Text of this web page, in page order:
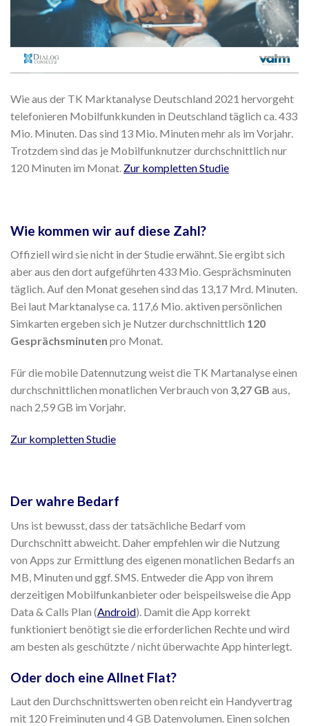
Wie aus der TK Marktanalyse Deutschland 2021 hervorgeht
telefonieren Mobilfunkkunden in Deutschland täglich ca. 433
Mio. Minuten. Das sind 13 Mio. Minuten mehr als im Vorjahr.
Trotzdem sind das je Mobilfunknutzer durchschnittlich nur
120 Minuten im Monat. Zur kompletten Studie
Wie kommen wir auf diese Zahl?
Offiziell wird sie nicht in der Studie erwähnt. Sie ergibt sich
aber aus den dort aufgeführten 433 Mio. Gesprächsminuten
täglich. Auf den Monat gesehen sind das 13,17 Mrd. Minuten.
Bei laut Marktanalyse ca. 117,6 Mio. aktiven persönlichen
Simkarten ergeben sich je Nutzer durchschnittlich 120
Gesprächsminuten pro Monat.
Für die mobile Datennutzung weist die TK Martanalyse einen
durchschnittlichen monatlichen Verbrauch von 3,27 GB aus,
nach 2,59 GB im Vorjahr.
Zur kompletten Studie
Der wahre Bedarf
Uns ist bewusst, dass der tatsächliche Bedarf vom
Durchschnitt abweicht. Daher empfehlen wir die Nutzung
von Apps zur Ermittlung des eigenen monatlichen Bedarfs an
MB, Minuten und ggf. SMS. Entweder die App von ihrem
derzeitigen Mobilfunkanbieter oder beispeilsweise die App
Data & Calls Plan (Android). Damit die App korrekt
funktioniert benötigt sie die erforderlichen Rechte und wird
am besten als geschützte / nicht überwachte App hinterlegt.
Oder doch eine Allnet Flat?
Laut den Durchschnittswerten oben reicht ein Handyvertrag
mit 120 Freiminuten und 4 GB Datenvolumen. Einen solchen